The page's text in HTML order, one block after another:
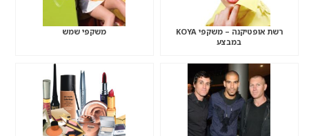
רשת אופטיקנה – משקפי KOYA
במבצע
משקפי שמש